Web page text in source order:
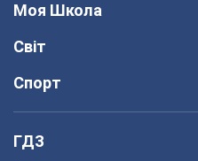
Моя Школа
Світ
Спорт
ГДЗ